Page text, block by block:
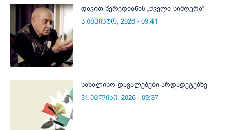
დავით წერედიანის „ძველი სიმღერა“
3 აგვისტო, 2026 - 09:41
სახალისო დავალებები არდადეგებზე
31 ივლისი, 2026 - 09:37